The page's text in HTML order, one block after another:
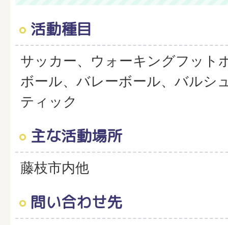
活動種目
サッカー、ウォーキングフット
ボール、バレーボール、バルシ
ティック
主な活動場所
藤枝市内他
問い合わせ先